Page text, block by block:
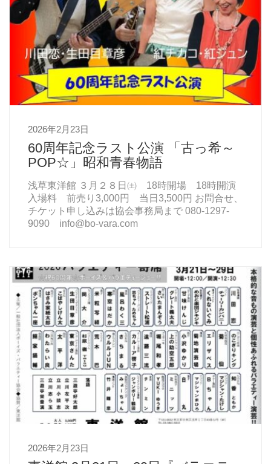
2026年2月23日
60周年記念ラスト公演 「古っ希～
POP☆」昭和青春物語
浅草東洋館 ３月２８日㈯ 18時開場 18時開演
入場料 前売り3,000円 当日3,500円 お問合せ、
チケット申し込みは協会事務局まで 080-1297-
9090 info@bo-vara.com
2026年2月23日